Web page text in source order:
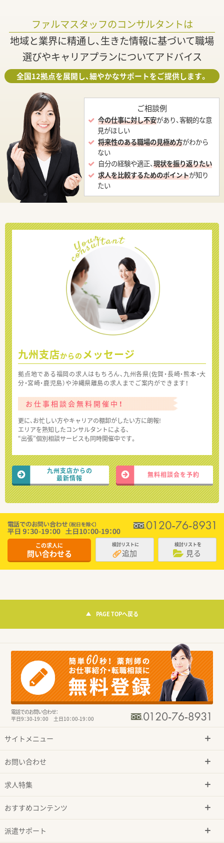
ファルマスタッフのコンサルタントは
地域と業界に精通し、生きた情報に基づいて職場
選びやキャリアプランについてアドバイス
全国12拠点を展開し、細やかなサポートをご提供します。
ご相談例
今の仕事に対し不安があり、客観的な意
見がほしい
将来性のある職場の見極め方がわから
ない
自分の経験や適正、現状を振り返りたい
求人を比較するためのポイントが知り
たい
九州支店からの メッセージ
拠点地である福岡の求人はもちろん、九州各県(佐賀・長崎・熊本・大
分・宮崎・鹿児島）や沖縄県離島の求人までご案内ができます！
お仕事相談会無料開催中！
更に、お忙しい方やキャリアの棚卸がしたい方に朗報!
エリアを熟知したコンサルタントによる、
“出張”個別相談サービスも同時開催中です。
九州支店からの
最新情報
無料相談会を予約
この求人に
問い合わせる
検討リストに
追加
検討リストを
見る
PAGE TOPへ戻る
電話でのお問い合わせ：
平日9：30-19：00 土日10：00-19：00
サイトメニュー
お問い合わせ
求人特集
おすすめコンテンツ
派遣サポート